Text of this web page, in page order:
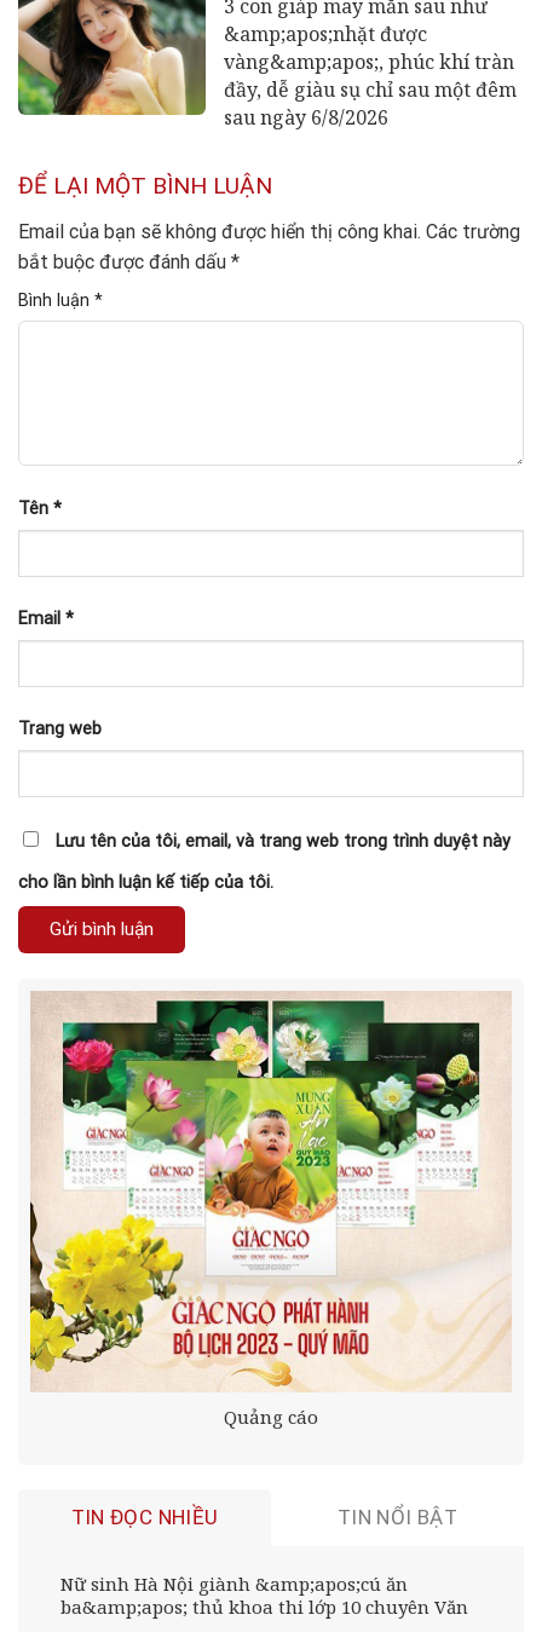
3 con giáp may mắn sau như
&amp;apos;nhặt được
vàng&amp;apos;, phúc khí tràn
đầy, dễ giàu sụ chỉ sau một đêm
sau ngày 6/8/2026
ĐỂ LẠI MỘT BÌNH LUẬN
Email của bạn sẽ không được hiển thị công khai. Các trường
bắt buộc được đánh dấu *
Bình luận *
Tên *
Email *
Trang web
Lưu tên của tôi, email, và trang web trong trình duyệt này
cho lần bình luận kế tiếp của tôi.
Quảng cáo
TIN ĐỌC NHIỀU TIN NỔI BẬT
Nữ sinh Hà Nội giành &amp;apos;cú ăn
ba&amp;apos; thủ khoa thi lớp 10 chuyên Văn